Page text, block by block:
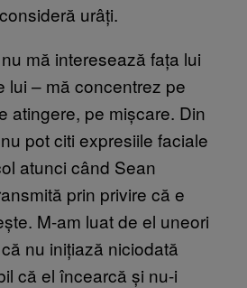
urâți.
mă interesează fața lui
lui – mă concentrez pe
atingere, pe mișcare. Din
pot citi expresiile faciale
atunci când Sean
prin privire că e
M-am luat de el uneori
nu inițiază niciodată
că el încearcă și nu-i